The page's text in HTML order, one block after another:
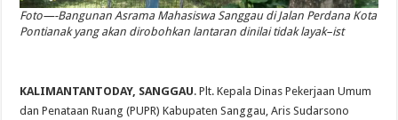
Foto—-Bangunan Asrama Mahasiswa Sanggau di Jalan Perdana Kota
Pontianak yang akan dirobohkan lantaran dinilai tidak layak–ist
KALIMANTANTODAY, SANGGAU. Plt. Kepala Dinas Pekerjaan Umum
dan Penataan Ruang (PUPR) Kabupaten Sanggau, Aris Sudarsono